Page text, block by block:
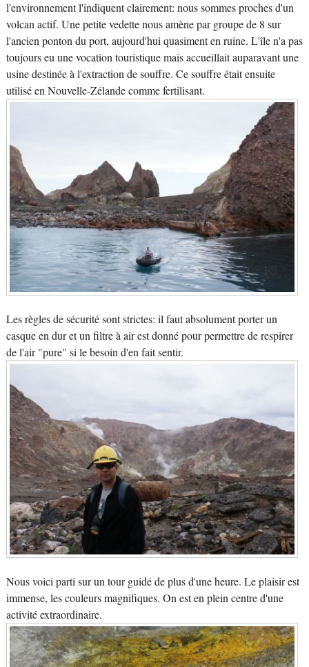
l'environnement l'indiquent clairement: nous sommes proches d'un
volcan actif. Une petite vedette nous amène par groupe de 8 sur
l'ancien ponton du port, aujourd'hui quasiment en ruine. L'île n'a pas
toujours eu une vocation touristique mais accueillait auparavant une
usine destinée à l'extraction de souffre. Ce souffre était ensuite
utilisé en Nouvelle-Zélande comme fertilisant.
Les règles de sécurité sont strictes: il faut absolument porter un
casque en dur et un filtre à air est donné pour permettre de respirer
de l'air "pure" si le besoin d'en fait sentir.
Nous voici parti sur un tour guidé de plus d'une heure. Le plaisir est
immense, les couleurs magnifiques. On est en plein centre d'une
activité extraordinaire.